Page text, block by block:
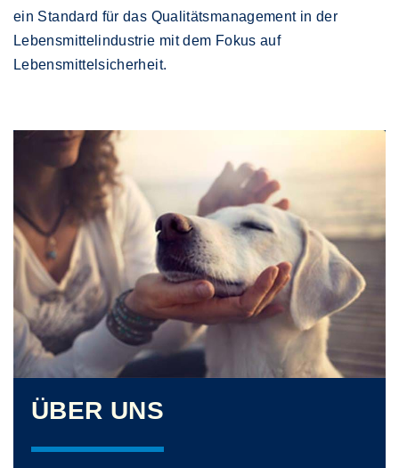
ein Standard für das Qualitätsmanagement in der
Lebensmittelindustrie mit dem Fokus auf
Lebensmittelsicherheit.
ÜBER UNS